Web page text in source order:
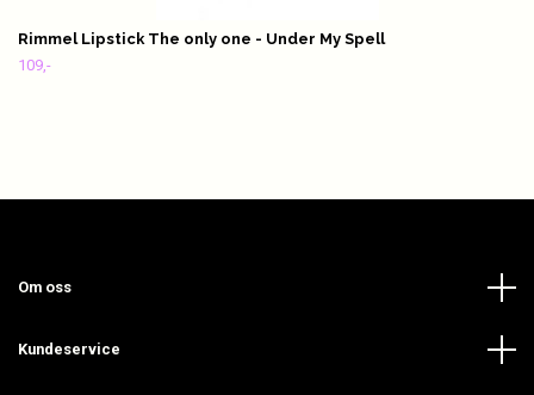
Rimmel Lipstick The only one - Under My Spell
109,-
Om oss
Kundeservice